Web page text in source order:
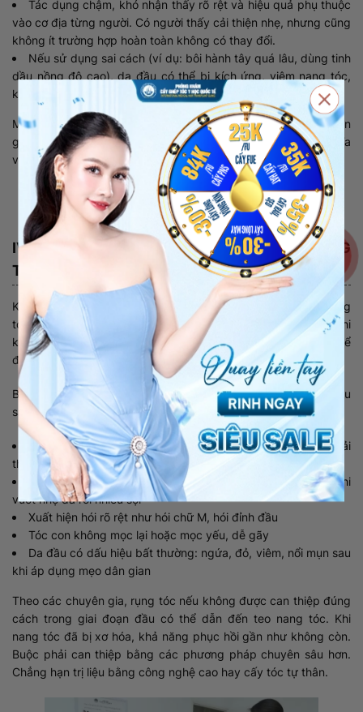
Tác dụng chậm, khó nhận thấy rõ rệt và hiệu quả phụ thuộc
vào cơ địa từng người. Có người thấy cải thiện nhẹ, nhưng cũng
không ít trường hợp hoàn toàn không có thay đổi.
Nếu sử dụng sai cách (ví dụ: bôi hành tây quá lâu, dùng tinh
dầu nồng độ cao), da đầu có thể bị kích ứng, viêm nang tóc,
khiến tình trạng rụng tóc trở nên nghiêm trọng hơn.
Một điểm quan trọng bạn nên biết là các phương pháp dân
gian có thể giúp tóc trông khỏe hơn, nhưng không đồng nghĩa
với việc nang tóc đã được phục hồi hay tái tạo.
Xem thêm:Youtuber Hùng Lâm cấy tóc hói chữ M:
Trải nghiệm thực tế có đúng như kỳ vọng?
IV. KHI NÀO NÊN TÌM PHƯƠNG ÁN TRỊ RỤNG
TÓC KHÁC?
Không phải trường hợp nào cũng phù hợp với cách chữa rụng
tóc bằng phương pháp dân gian. Việc kéo dài áp dụng khi
không có hiệu quả có thể khiến bạn bỏ lỡ “thời điểm vàng” để
điều trị.
Bạn nên cân nhắc thay đổi phương pháp nếu gặp các dấu hiệu
sau:
Rụng tóc kéo dài trên 3 tháng nhưng không có dấu hiệu cải
thiện
Tóc rụng nhiều bất thường, rụng thành từng mảng hoặc khi
vuốt nhẹ đã rơi nhiều sợi
Xuất hiện hói rõ rệt như hói chữ M, hói đỉnh đầu
Tóc con không mọc lại hoặc mọc yếu, dễ gãy
Da đầu có dấu hiệu bất thường: ngứa, đỏ, viêm, nổi mụn sau
khi áp dụng mẹo dân gian
Theo các chuyên gia, rụng tóc nếu không được can thiệp đúng
cách trong giai đoạn đầu có thể dẫn đến teo nang tóc. Khi
nang tóc đã bị xơ hóa, khả năng phục hồi gần như không còn.
Buộc phải can thiệp bằng các phương pháp chuyên sâu hơn.
Chẳng hạn trị liệu bằng công nghệ cao hay cấy tóc tự thân.